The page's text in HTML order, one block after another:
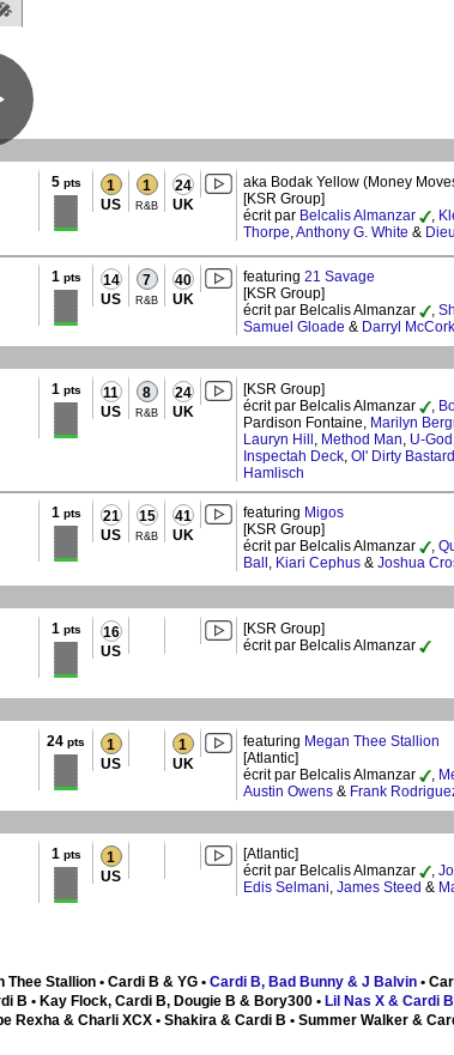
5pts 1
US
1
R&B
24
UK
aka Bodak Yellow (Money
[KSR Group]
écrit par Belcalis Almanzar ,
Thorpe,Anthony G. White &
1 pts 14
US
7
R&B
40
UK
featuring 21 Savage
[KSR Group]
écrit par Belcalis Almanzar
,
Samuel Gloade & Darryl
1 pts 11
US
8
R&B
24
UK
[KSR Group]
écrit par Belcalis Almanzar
,
Pardison Fontaine, Marilyn
Lauryn Hill , Method Man, U-God
Inspectah Deck, Ol' Dirty Bastard
Hamlisch
1 pts 21
US
15
R&B
41
UK
featuring Migos
[KSR Group]
écrit par Belcalis Almanzar
,
Ball , Kiari Cephus & Joshua
1 pts 16
US
[KSR Group]
écrit par Belcalis Almanzar
24 pts 1
US
1
UK
featuring Megan Thee Stallion
[Atlantic]
écrit par Belcalis Almanzar
,
Austin Owens & Frank
1 pts 1
US
[Atlantic]
écrit par Belcalis Almanzar
,
Edis Selmani, James Steed &
Thee Stallion • Cardi B & YG • Cardi B, Bad Bunny & J Balvin •
B • Kay Flock, Cardi B, Dougie B & Bory300 • Lil Nas X & Cardi B
Rexha & Charli XCX • Shakira & Cardi B • Summer Walker &